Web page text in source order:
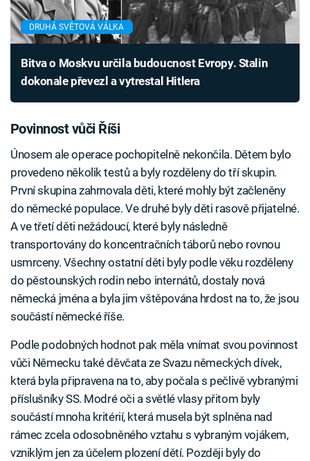
DRUHÁ SVĚTOVÁ VÁLKA
Bitva o Moskvu určila budoucnost Evropy. Stalin
dokonale převezl a vytrestal Hitlera
Povinnost vůči Říši
Únosem ale operace pochopitelně nekončila. Dětem bylo
provedeno několik testů a byly rozděleny do tří skupin.
První skupina zahrnovala děti, které mohly být začleněny
do německé populace. Ve druhé byly děti rasově přijatelné.
A ve třetí děti nežádoucí, které byly následně
transportovány do koncentračních táborů nebo rovnou
usmrceny. Všechny ostatní děti byly podle věku rozděleny
do pěstounských rodin nebo internátů, dostaly nová
německá jména a byla jim vštěpována hrdost na to, že jsou
součástí německé říše.
Podle podobných hodnot pak měla vnímat svou povinnost
vůči Německu také děvčata ze Svazu německých dívek,
která byla připravena na to, aby počala s pečlivě vybranými
příslušníky SS. Modré oči a světlé vlasy přitom byly
součástí mnoha kritérií, která musela být splněna nad
rámec zcela odosobněného vztahu s vybraným vojákem,
vzniklým jen za účelem plození dětí. Později byly do